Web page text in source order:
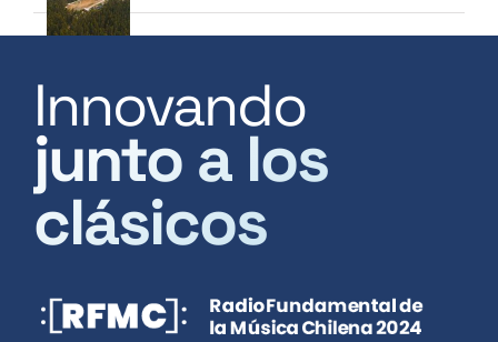
Innovando
junto a los
clásicos